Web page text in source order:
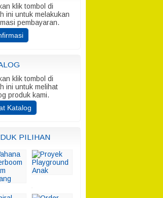
klik tombol di
ini untuk melakukan
pembayaran.
klik tombol di
ini untuk melihat
produk kami.
Katalog
PILIHAN